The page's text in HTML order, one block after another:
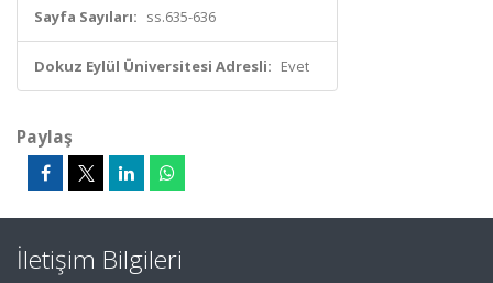
Sayfa Sayıları: ss.635-636
Dokuz Eylül Üniversitesi Adresli: Evet
Paylaş
İletişim Bilgileri